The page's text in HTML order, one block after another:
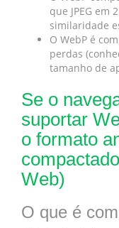
que JPEG em
similaridade
O WebP é
perdas
tamanho de
Se o
suportar
o formato
Web)
O que é